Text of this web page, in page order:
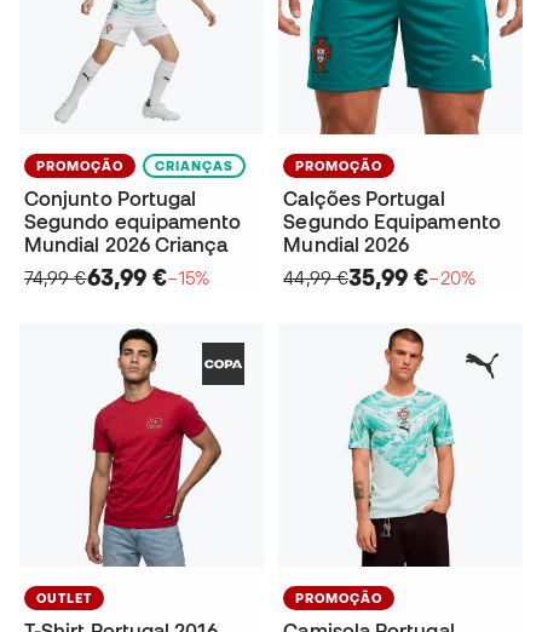
PROMOÇÃO CRIANÇAS
Conjunto Portugal
Segundo equipamento
Mundial 2026 Criança
74,99 €63,99 €−15%
PROMOÇÃO
Calções Portugal
Segundo Equipamento
Mundial 2026
44,99 €35,99 €−20%
OUTLET PROMOÇÃO